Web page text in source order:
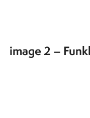
image 2 –